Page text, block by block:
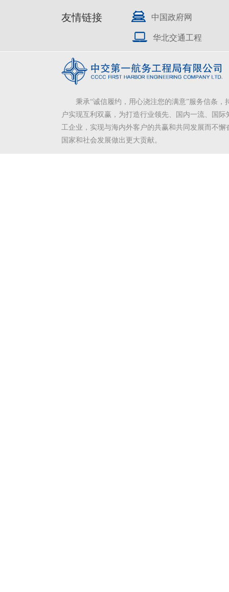
友情链接 中国政府网
华北交通工程
秉承“诚信履约，用心浇注您的满意”服务信条，
户实现互利双赢，为打造行业领先、国内一流、国际
工企业，实现与海内外客户的共赢和共同发展而不懈
国家和社会发展做出更大贡献。